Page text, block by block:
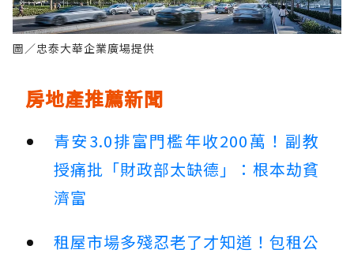
圖／忠泰大華企業廣場提供
房地產推薦新聞
青安3.0排富門檻年收200萬！副教
授痛批「財政部太缺德」：根本劫貧
濟富
租屋市場多殘忍老了才知道！包租公